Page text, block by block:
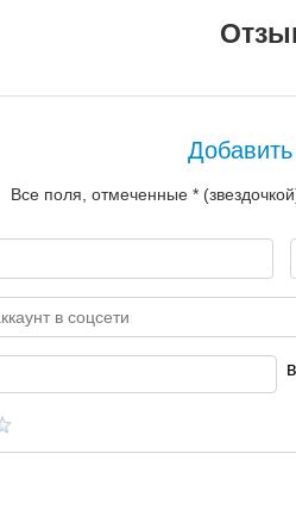
Все поля, отмеченные *